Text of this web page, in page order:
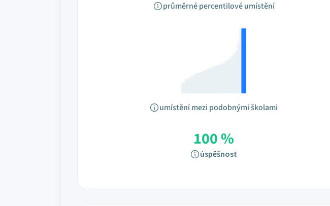
průměrné percentilové umístění
umístění mezi podobnými školami
100 %
úspěšnost